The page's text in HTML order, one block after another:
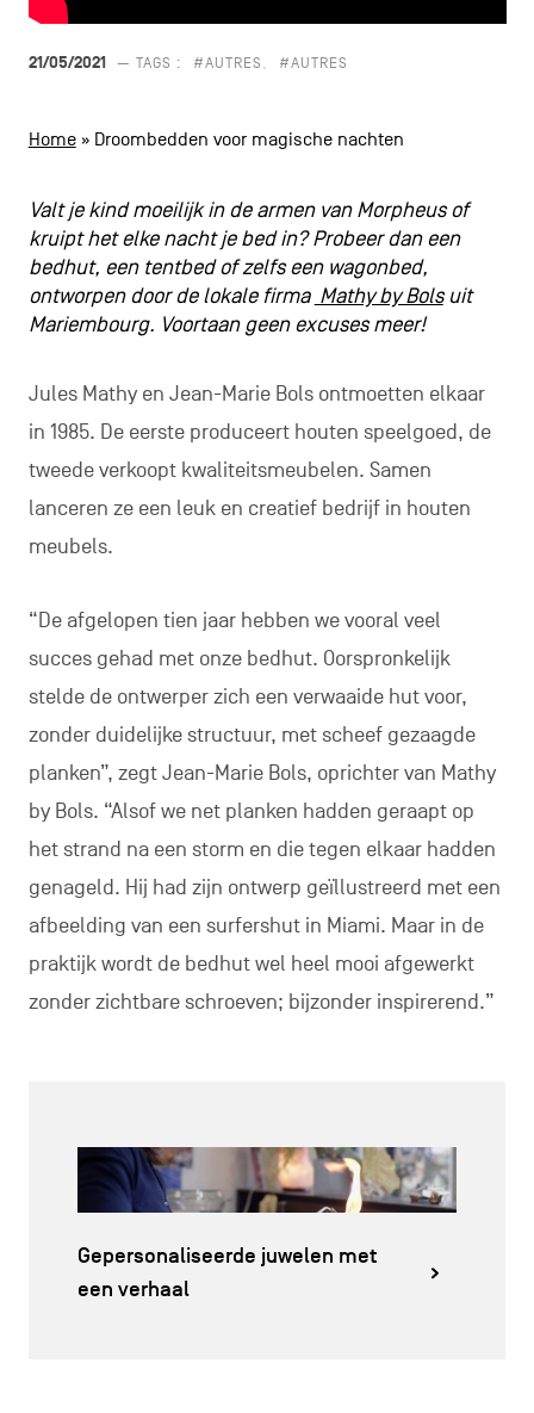
navigatie
ALGEMENE VOORWAARDEN
COOKIEBELEID
FacebookInstagramYoutubeLinkedIn
21/05/2021 — TAGS : #AUTRES #AUTRES
Home» Droombedden voor magische nachten
Valt je kind moeilijk in de armen van Morpheus of
kruipt het elke nacht je bed in? Probeer dan een
bedhut, een tentbed of zelfs een wagonbed,
ontworpen door de lokale firma Mathy by Bolsuit
Mariembourg. Voortaan geen excuses meer!
Jules Mathy en Jean-Marie Bols ontmoetten elkaar
in 1985. De eerste produceert houten speelgoed, de
tweede verkoopt kwaliteitsmeubelen. Samen
lanceren ze een leuk en creatief bedrijf in houten
meubels.
“De afgelopen tien jaar hebben we vooral veel
succes gehad met onze bedhut. Oorspronkelijk
stelde de ontwerper zich een verwaaide hut voor,
zonder duidelijke structuur, met scheef gezaagde
planken”, zegt Jean-Marie Bols, oprichter van Mathy
by Bols. “Alsof we net planken hadden geraapt op
het strand na een storm en die tegen elkaar hadden
genageld. Hij had zijn ontwerp geïllustreerd met een
afbeelding van een surfershut in Miami. Maar in de
praktijk wordt de bedhut wel heel mooi afgewerkt
zonder zichtbare schroeven; bijzonder inspirerend.”
Gepersonaliseerde juwelen met
een verhaal